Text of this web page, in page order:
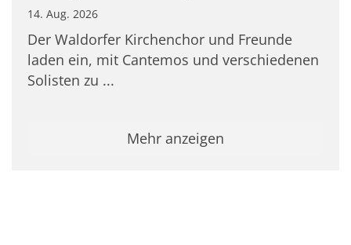
14. Aug. 2026
Der Waldorfer Kirchenchor und Freunde
laden ein, mit Cantemos und verschiedenen
Solisten zu ...
Mehr anzeigen